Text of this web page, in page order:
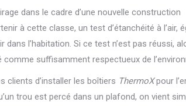
dans le cadre d’une nouvelle construction
à cette classe, un test d’étanchéité à l’air,
l’habitation. Si ce test n’est pas réussi,
suffisamment respectueux de
clients d’installer les boîtiers ThermoXpour
trou est percé dans un plafond, on vient